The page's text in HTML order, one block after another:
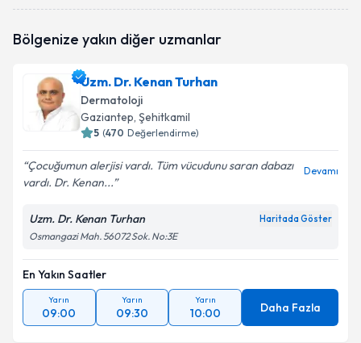
talebi oluşturun. Size bu uzmandan randevu almanız
bilgilendireceğiz.
E-posta Adresiniz
Kişisel verilerimin işlenmesine ilişkinAydınlatma
Metni'ni okudum ve kişisel verilerimin belirtilen
kapsamda işlenmesini kabul ediyorum.
Takvim Talebini Gönder
Bölgenize yakın diğer uzmanlar
Uzm. Dr. Kenan Turhan
Dermatoloji
Gaziantep, Şehitkamil
5 (470 Değerlendirme)
Çocuğumun alerjisi vardı. Tüm vücudunu saran dabazı
vardı. Dr. Kenan...
Devamı
Uzm. Dr. Kenan Turhan Haritada Göster
Osmangazi Mah. 56072 Sok. No:3E
En Yakın Saatler
Yarın
09:00
Yarın
09:30
Yarın
10:00 Daha Fazla